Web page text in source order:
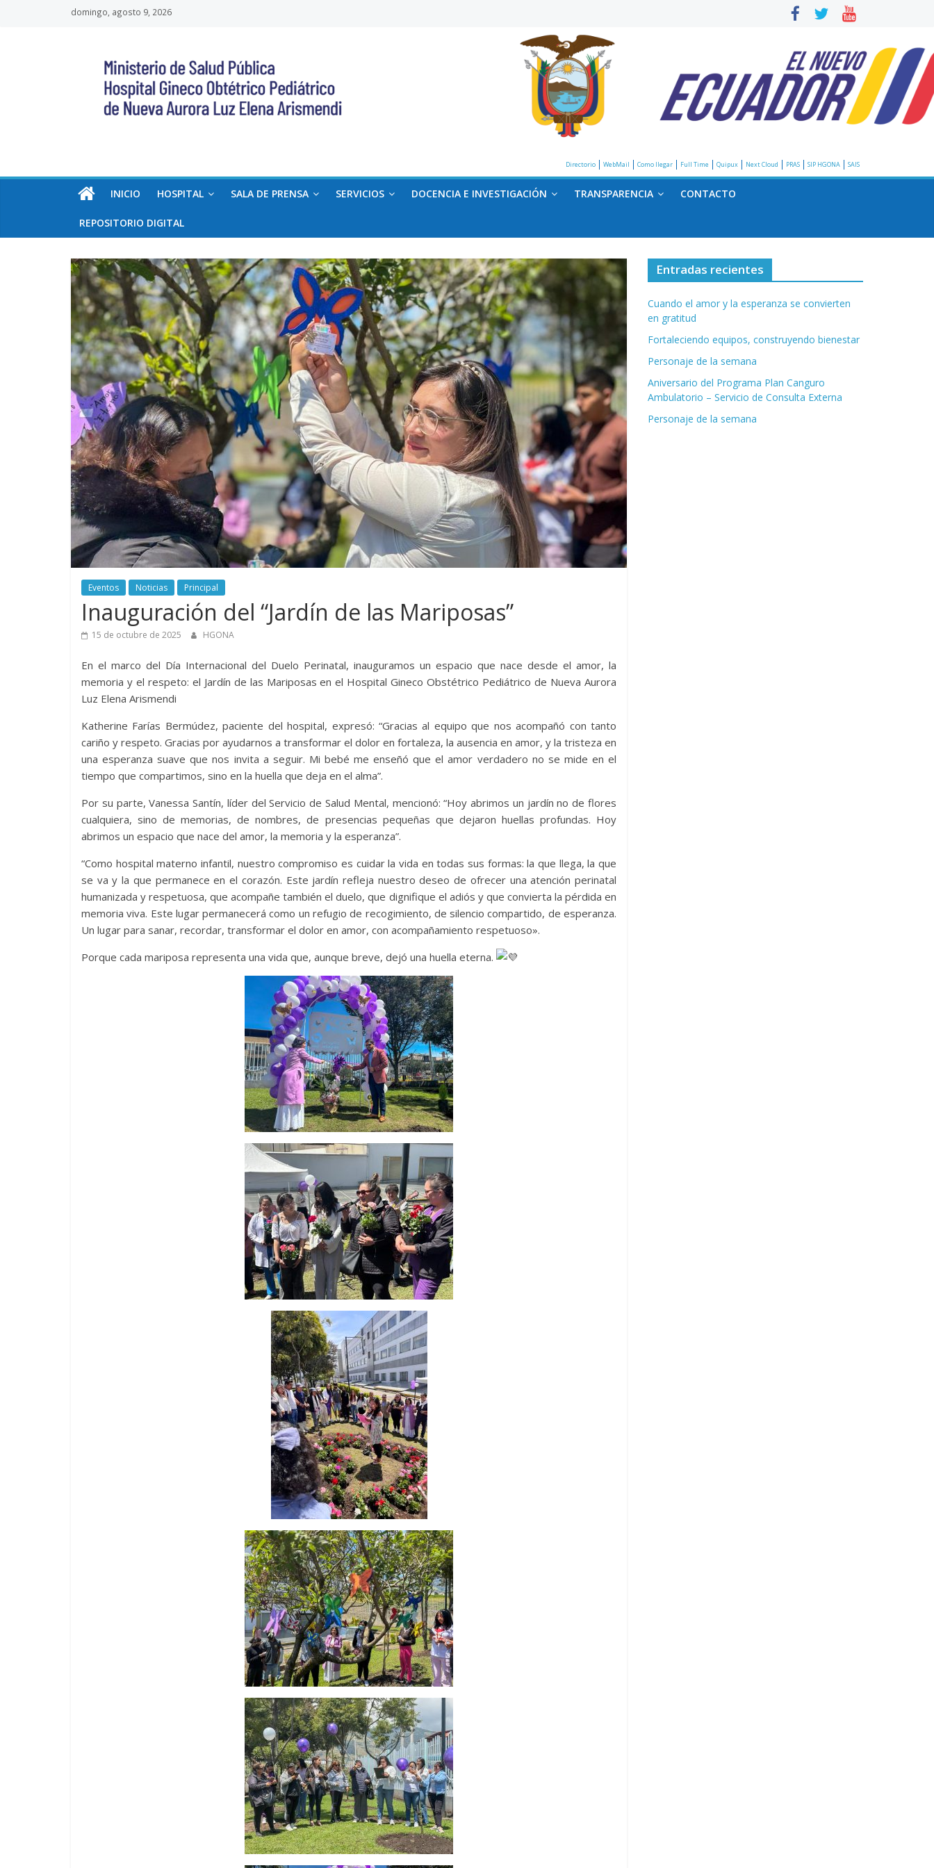
domingo, agosto 9, 2026
Gineco
Obstétrico
de
Nueva
Aurora
–
Luz
Elena
Arismendi
Directorio WebMail Como llegar Full Time Quipux Next Cloud PRAS SIP HGONA SAIS
INICIO HOSPITAL SALA DE PRENSA SERVICIOS DOCENCIA E INVESTIGACIÓN TRANSPARENCIA CONTACTO
REPOSITORIO DIGITAL
Eventos Noticias Principal
Inauguración del “Jardín de las Mariposas”
15 de octubre de 2025 HGONA
En el marco del Día Internacional del Duelo Perinatal, inauguramos un espacio que nace desde el amor, la
memoria y el respeto: el Jardín de las Mariposas en el Hospital Gineco Obstétrico Pediátrico de Nueva Aurora
Luz Elena Arismendi
Katherine Farías Bermúdez, paciente del hospital, expresó: “Gracias al equipo que nos acompañó con tanto
cariño y respeto. Gracias por ayudarnos a transformar el dolor en fortaleza, la ausencia en amor, y la tristeza en
una esperanza suave que nos invita a seguir. Mi bebé me enseñó que el amor verdadero no se mide en el
tiempo que compartimos, sino en la huella que deja en el alma”.
Por su parte, Vanessa Santín, líder del Servicio de Salud Mental, mencionó: “Hoy abrimos un jardín no de flores
cualquiera, sino de memorias, de nombres, de presencias pequeñas que dejaron huellas profundas. Hoy
abrimos un espacio que nace del amor, la memoria y la esperanza”.
“Como hospital materno infantil, nuestro compromiso es cuidar la vida en todas sus formas: la que llega, la que
se va y la que permanece en el corazón. Este jardín refleja nuestro deseo de ofrecer una atención perinatal
humanizada y respetuosa, que acompañe también el duelo, que dignifique el adiós y que convierta la pérdida en
memoria viva. Este lugar permanecerá como un refugio de recogimiento, de silencio compartido, de esperanza.
Un lugar para sanar, recordar, transformar el dolor en amor, con acompañamiento respetuoso».
Porque cada mariposa representa una vida que, aunque breve, dejó una huella eterna.
Entradas recientes
Cuando el amor y la esperanza se convierten
en gratitud
Fortaleciendo equipos, construyendo bienestar
Personaje de la semana
Aniversario del Programa Plan Canguro
Ambulatorio – Servicio de Consulta Externa
Personaje de la semana